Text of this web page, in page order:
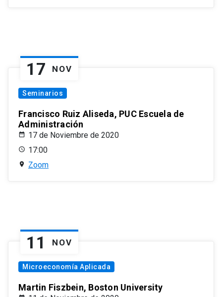
17 NOV
Seminarios
Francisco Ruiz Aliseda, PUC Escuela de
Administración
17 de Noviembre de 2020
17:00
Zoom
11 NOV
Microeconomía Aplicada
Martin Fiszbein, Boston University